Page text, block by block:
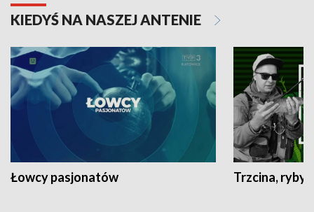
KIEDYŚ NA NASZEJ ANTENIE
Łowcy pasjonatów Trzcina, ryby